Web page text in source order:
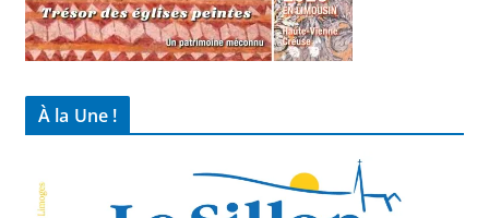
À la Une !